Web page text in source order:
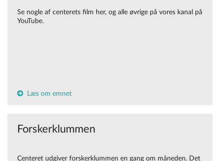
Se nogle af centerets film her, og alle øvrige på vores kanal på
YouTube.
Læs om emnet
Forskerklummen
Centeret udgiver forskerklummen en gang om måneden. Det